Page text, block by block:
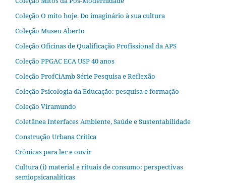
Coleção O mito hoje. Do imaginário à sua cultura
Coleção Museu Aberto
Coleção Oficinas de Qualificação Profissional da APS
Coleção PPGAC ECA USP 40 anos
Coleção ProfCiAmb Série Pesquisa e Reflexão
Coleção Psicologia da Educação: pesquisa e formação
Coleção Viramundo
Coletânea Interfaces Ambiente, Saúde e Sustentabilidade
Construção Urbana Crítica
Crônicas para ler e ouvir
Cultura (i) material e rituais de consumo: perspectivas
semiopsicanalíticas